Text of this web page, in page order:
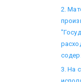
2.
3. На